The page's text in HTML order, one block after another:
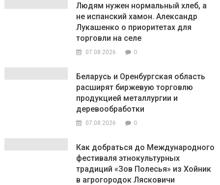
Людям нужен нормальный хлеб, а
не испанский хамон. Александр
Лукашенко о приоритетах для
торговли на селе
07.08.2026 0
Беларусь и Оренбургская область
расширят биржевую торговлю
продукцией металлургии и
деревообработки
07.08.2026 0
Как добраться до Международного
фестиваля этнокультурных
традиций «Зов Полесья» из Хойник
в агрогородок Лясковичи